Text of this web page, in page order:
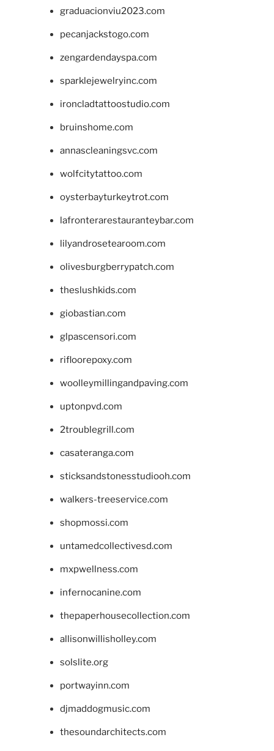
graduacionviu2023.com
pecanjackstogo.com
zengardendayspa.com
sparklejewelryinc.com
ironcladtattoostudio.com
bruinshome.com
annascleaningsvc.com
wolfcitytattoo.com
oysterbayturkeytrot.com
lafronterarestauranteybar.com
lilyandrosetearoom.com
olivesburgberrypatch.com
theslushkids.com
giobastian.com
glpascensori.com
rifloorepoxy.com
woolleymillingandpaving.com
uptonpvd.com
2troublegrill.com
casateranga.com
sticksandstonesstudiooh.com
walkers-treeservice.com
shopmossi.com
untamedcollectivesd.com
mxpwellness.com
infernocanine.com
thepaperhousecollection.com
allisonwillisholley.com
solslite.org
portwayinn.com
djmaddogmusic.com
thesoundarchitects.com